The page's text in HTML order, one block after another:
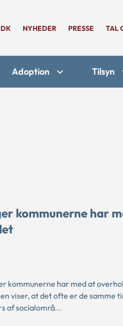
NYHEDER PRESSE TAL
Adoption Tilsyn
kommunerne har
kommunerne har med at
viser, at det ofte er de samme
af socialområ...